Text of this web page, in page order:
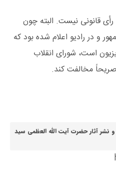
قانونی نیست. البته چون
و در رادیو اعلام شده بود که
است، شورای انقلاب
مخالفت کند.
نشر آثار حضرت آیت الله العظمی سید